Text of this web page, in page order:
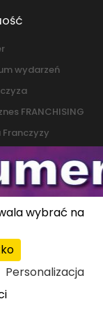
wydarzeń
FRANCHISING
reserved.
wybrać na
Personalizacja